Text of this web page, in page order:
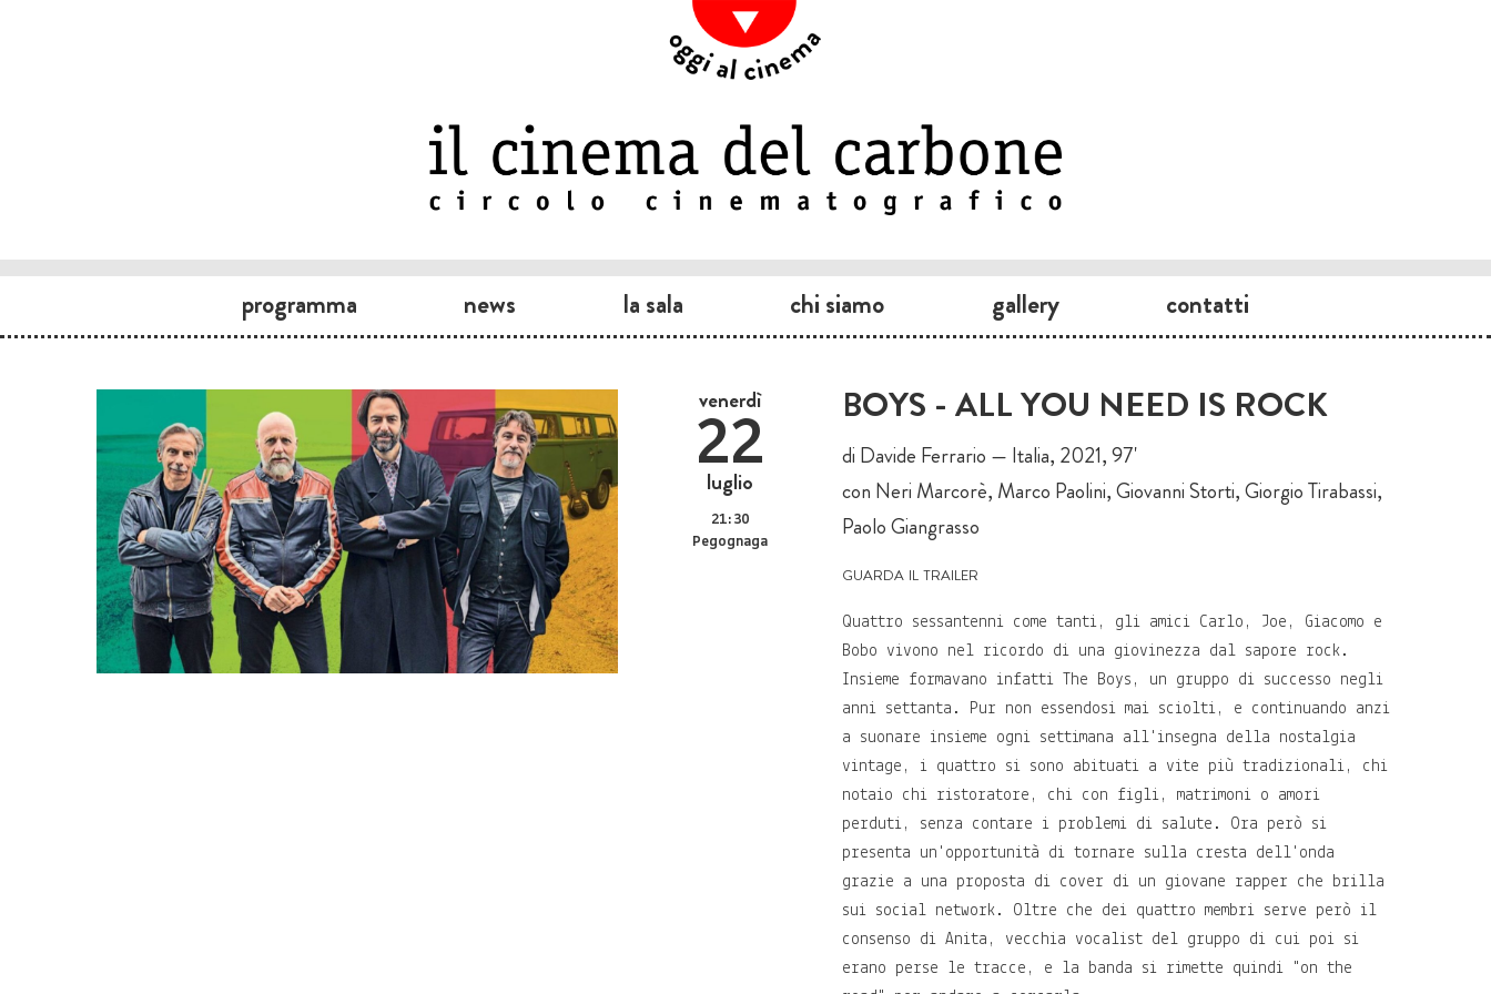
programma news la sala chi siamo gallery contatti
venerdì
22
luglio
21:30
Pegognaga
BOYS - ALL YOU NEED IS ROCK
di Davide Ferrario — Italia, 2021, 97'
con Neri Marcorè, Marco Paolini, Giovanni Storti, Giorgio Tirabassi,
Paolo Giangrasso
guarda il trailer
Quattro sessantenni come tanti, gli amici Carlo, Joe, Giacomo e
Bobo vivono nel ricordo di una giovinezza dal sapore rock.
Insieme formavano infatti The Boys, un gruppo di successo negli
anni settanta. Pur non essendosi mai sciolti, e continuando anzi
a suonare insieme ogni settimana all'insegna della nostalgia
vintage, i quattro si sono abituati a vite più tradizionali, chi
notaio chi ristoratore, chi con figli, matrimoni o amori
perduti, senza contare i problemi di salute. Ora però si
presenta un'opportunità di tornare sulla cresta dell'onda
grazie a una proposta di cover di un giovane rapper che brilla
sui social network. Oltre che dei quattro membri serve però il
consenso di Anita, vecchia vocalist del gruppo di cui poi si
erano perse le tracce, e la banda si rimette quindi "on the